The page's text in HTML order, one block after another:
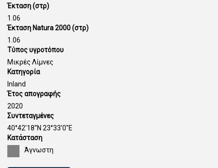
Έκταση (στρ)
1.06
Έκταση Natura 2000 (στρ)
1.06
Τύπος υγροτόπου
Μικρές Λίμνες
Κατηγορία
Inland
Έτος απογραφής
2020
Συντεταγμένες
40°42'18''N 23°33'0''E
Κατάσταση
Άγνωστη